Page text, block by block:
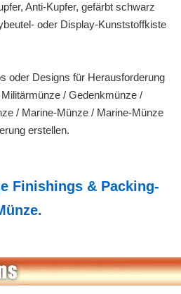
Anti-Kupfer, gefärbt schwarz
oder Display-Kunststoffkiste
oder Designs für Herausforderung
/ Gedenkmünze /
/ Marine-Münze / Marine-Münze
erstellen.
Finishings & Packing-